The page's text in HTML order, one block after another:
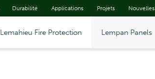
Durabilité Applications Projets Nouvelles
Lemahieu Fire Protection Lempan Panels